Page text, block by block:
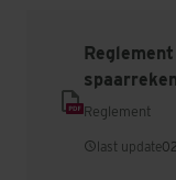
Reglement
last update